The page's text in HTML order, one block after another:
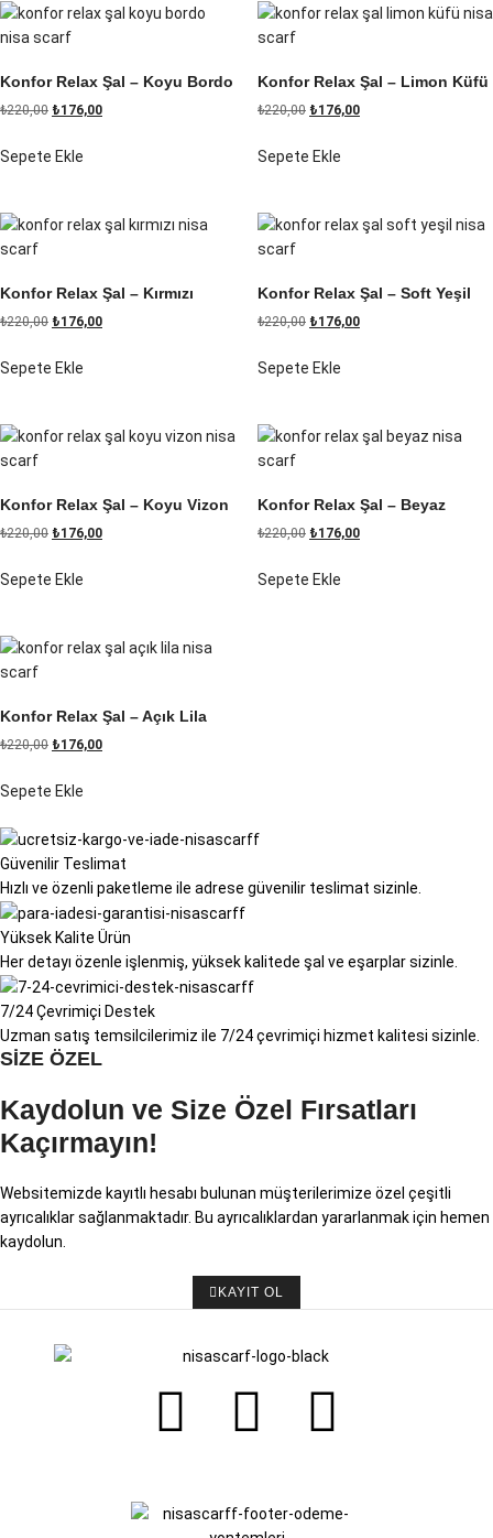
Konfor Relax Şal – Koyu Bordo
₺220,00 ₺176,00
Sepete Ekle
Konfor Relax Şal – Limon Küfü
₺220,00 ₺176,00
Sepete Ekle
Konfor Relax Şal – Kırmızı
₺220,00 ₺176,00
Sepete Ekle
Konfor Relax Şal – Soft Yeşil
₺220,00 ₺176,00
Sepete Ekle
Konfor Relax Şal – Koyu Vizon
₺220,00 ₺176,00
Sepete Ekle
Konfor Relax Şal – Beyaz
₺220,00 ₺176,00
Sepete Ekle
Konfor Relax Şal – Açık Lila
₺220,00 ₺176,00
Sepete Ekle
Güvenilir Teslimat
Hızlı ve özenli paketleme ile adrese güvenilir teslimat sizinle.
Yüksek Kalite Ürün
Her detayı özenle işlenmiş, yüksek kalitede şal ve eşarplar sizinle.
7/24 Çevrimiçi Destek
Uzman satış temsilcilerimiz ile 7/24 çevrimiçi hizmet kalitesi sizinle.
SİZE ÖZEL
Kaydolun ve Size Özel Fırsatları
Kaçırmayın!
Websitemizde kayıtlı hesabı bulunan müşterilerimize özel çeşitli
ayrıcalıklar sağlanmaktadır. Bu ayrıcalıklardan yararlanmak için hemen
kaydolun.
KAYIT OL